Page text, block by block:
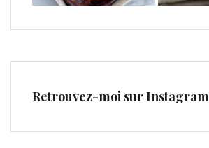
Retrouvez-moi sur Instagram